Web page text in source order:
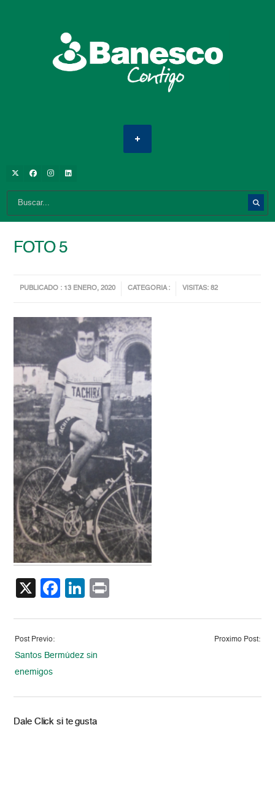
FOTO 5
PUBLICADO : 13 ENERO, 2020 CATEGORIA : VISITAS: 82
X Facebook
LinkedIn
Post Previo:
Santos Bermúdez sin
enemigos
Proximo Post:
Dale Click si te gusta